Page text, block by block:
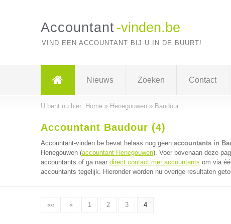
Accountant -vinden.be
VIND EEN ACCOUNTANT BIJ U IN DE BUURT!
Nieuws Zoeken Contact
U bent nu hier: Home» Henegouwen» Baudour
Accountant Baudour (4)
Accountant-vinden.be bevat helaas nog geen accountants in
Henegouwen (accountant Henegouwen). Voer bovenaan deze
accountants of ga naar direct contact met accountants om via
accountants tegelijk. Hieronder worden nu overige resultaten
«« « 1 2 3 4